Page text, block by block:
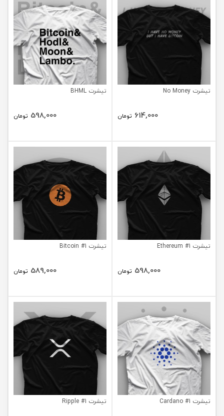
تیشرت No Money
614,000 تومان
تیشرت BHML
598,000 تومان
تیشرت Ethereum #1
598,000 تومان
تیشرت Bitcoin #1
589,000 تومان
تیشرت Cardano #1 تیشرت Ripple #1